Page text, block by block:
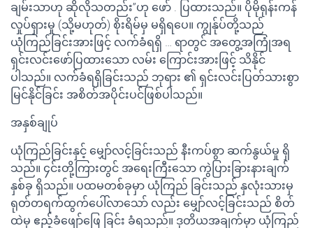
ချမ်းသာဟု ဆိုလိုသတည်း”ဟု ဖော် . ပြထားသည်။ ပိုမိုရုန်းကန်
လှုပ်ရှားမှု (သို့မဟုတ်) စိုးရိမ်မှ မရှိရပေ။ ကျွန်ုပ်တို့သည်
ယုံကြည်ခြင်းအားဖြင့် လက်ခံရရှိ … ရာတွင် အတွေ့အကြုံအရ
ရှင်းလင်းဖော်ပြထားသော လမ်း ကြောင်းအားဖြင့် သိနိုင်
ပါသည်။ လက်ခံရရှိခြင်းသည် ဘုရား ၏ ရှင်းလင်းပြတ်သားစွာ
မြင်နိုင်ခြင်း အစိတ်အပိုင်းပင်ဖြစ်ပါသည်။
အနှစ်ချုပ်
ယုံကြည်ခြင်းနှင့် မျှော်လင့်ခြင်းသည် နီးကပ်စွာ ဆက်နွယ်မှု ရှိ
သည်။ ၄င်းတို့ကြားတွင် အရေးကြီးသော ကွဲပြားခြားနားချက်
နှစ်ခု ရှိသည်။ ပထမတစ်ခုမှာ ယုံကြည် ခြင်းသည် နှလုံးသားမှ
ရုတ်တရက်ထွက်ပေါ်လာသော် လည်း မျှော်လင့်ခြင်းသည် စိတ်
ထဲမှ ဧည့်ခံဖျော်ဖြေ ခြင်း ခံရသည်။ ဒုတိယအချက်မှာ ယုံကြည်